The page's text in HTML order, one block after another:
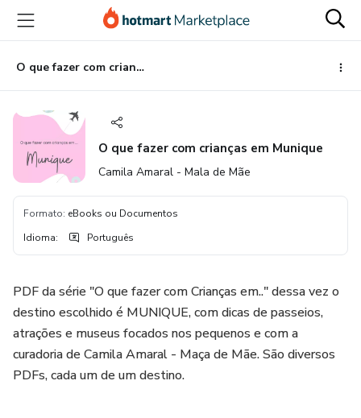
para
conteúdo
principal
para
pagamento
para
rodapé
O que fazer com crianças em Munique
O que fazer com crianças em Munique
Camila Amaral - Mala de Mãe
Formato: eBooks ou Documentos
Idioma: Português
PDF da série "O que fazer com Crianças em.." dessa vez o
destino escolhido é MUNIQUE, com dicas de passeios,
atrações e museus focados nos pequenos e com a
curadoria de Camila Amaral - Maça de Mãe. São diversos
PDFs, cada um de um destino.